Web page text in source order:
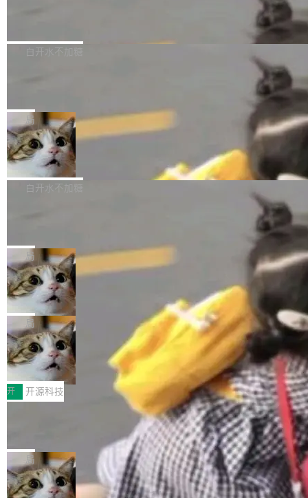
w 不要求标准普通话，方言识别覆盖粤语、吴语
容提供的字体时出现的几个问题 为避免音频加
质的最低采样率）的音频格式将被拒绝 修复了 C
SS 圆角虚线样式中可能存在的问题 如果表单中
的图像元素不在同一个子树中，则它们将不再关
联 加...
发布的 Release Notes，他利用 AI 工具（如 Co
最强的若干项。对于尚未正式发版的 PG 19，则
通过拉取过去一年内（从 PG 18 Beta1 时间点
至今）的所有 commit，同样交由 AI 分析提炼。
经过人工复核，准确度令人满意。这一方法也为
社区爱好者提供了高效跟踪新版本的思路。
白开水不加糖
维护工作一直与我的日常工作、家务、社交生活
和休闲娱乐竞争时间。" 这是 libexpat 维护者 S
ebastian Pipping 写在博客里的话。8 月 4 日，
他宣布了一个新消息：从 2026 年 8 月 1 日起，
他可以全职维护 libexpat 了，最长 6 个月。发
库之一。你的操作系统、浏览器、无数的基础设
施软件，很可能都在用它。而过去十年，维护它
的人一直在用业余...
局
Firefox 153.0.3 发布
Firefox 153.0.3 现已发布，具体更新内容如
下： New Smart Window 包含多项增强功能：
gi?id=2019042">Bug&nbsp;2019042</a>）</l
i> <li>现在，助手可以直接使用 Exa 的网络搜索
结果回答问题，而无需将问题转交给搜索引擎。
（<a href="https://bugzilla.mozilla.org/show_
bug.cgi?id=204...
白开水不加糖
的 npm 包。项目的核心论点是：容器不适合 Ag
ent 计算。真正适合的，是 Isolate。 Cloudflare
工程师在这件事上没什么可谦虚的——他们用 W
orkers 跑了十年 Isolate。用 CEO Matthew Pri
nce 的话说：「我们一生都在用 Isolate 运行代
码，而 AI Agent 不需要容器，它们需要的是 Iso
late。」 容器为什么不合适 容器的问题在于启动
和销毁都太重了。一个 Agent 要执行的任务可能
只需要几毫秒的 CPU 时间，但容器从冷启动到
就绪要花数秒。如果未来有十...
局
OpenAI 公开邮件和聊天记录回应苹果
诉讼，称“Apple is getting this wron
g”
上个月，苹果一纸诉状把 OpenAI 告上法庭，指
控其挖角苹果前员工并窃取商业秘密。苹果的诉
状把 OpenAI 描述成一个系统性地从前东家挖
人、套取机密信息的对手。 OpenAI 没发律师
函，也没选择庭外沉默。它在官网贴了一篇博
文，标题只有六个字：Apple is getting this wro
ng。 然后，它把邮件往来和 iMessage 聊天记
录全贴了出来。 他发错人了 苹果外部律师 Gabr
iel Gross 来自 Weil 律所，2 月 23 日下午 5:53
给 OpenAI 总法律顾问 Che Chang 发了封邮
件，附了一封长信，要求 OpenAI 配合调查前苹
果员工带走机密信...
局
HUAWEI MatePad Edge上架WorkBu
ddy鸿蒙PC版，说话就能干活的AI办公
搭子
全能AI工作台WorkBuddy鸿蒙PC版上架HUAWE
I MatePad Edge应用市场，直接下载即可使
用，与鸿蒙电脑上的体验一致。值得一提的是，
这是目前市面上唯一支持平板接入WorkBuddy P
C版的产品，搭载“人机双写”重磅功能——你写
你的，AI写AI的，同屏协作互不干扰。一句话让
AI帮你干活，现在开启全新体验！ 温馨提示：
体验WorkBuddy鸿蒙PC版前，请将 HUAWEI M
开 开源科技
FFmpeg 9.0 发布：代号“Lei”，以此纪
全球知名开源多媒体框架 FFmpeg 今天正式发
布了 9.0 版本。这个版本除了带来新一代音视频
处理能力和硬件加速支持之外，还有一个特殊之
处：FFmpeg 9.0 的代号是“Lei”。 这个名字，
局
亚马逊成本失控：AI 写代码烧掉 1215